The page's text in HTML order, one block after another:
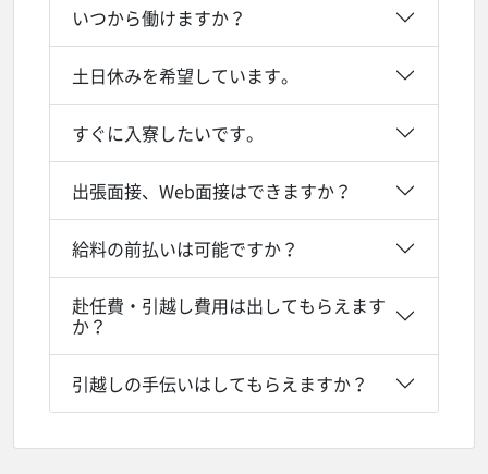
いつから働けますか？
土日休みを希望しています。
すぐに入寮したいです。
出張面接、Web面接はできますか？
給料の前払いは可能ですか？
赴任費・引越し費用は出してもらえます
か？
引越しの手伝いはしてもらえますか？